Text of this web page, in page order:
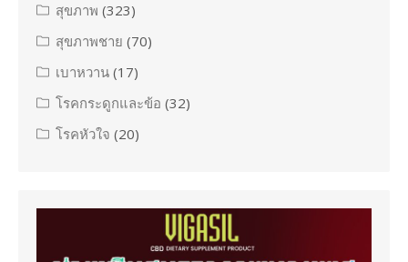
สุขภาพ (323)
สุขภาพชาย (70)
เบาหวาน (17)
โรคกระดูกและข้อ (32)
โรคหัวใจ (20)